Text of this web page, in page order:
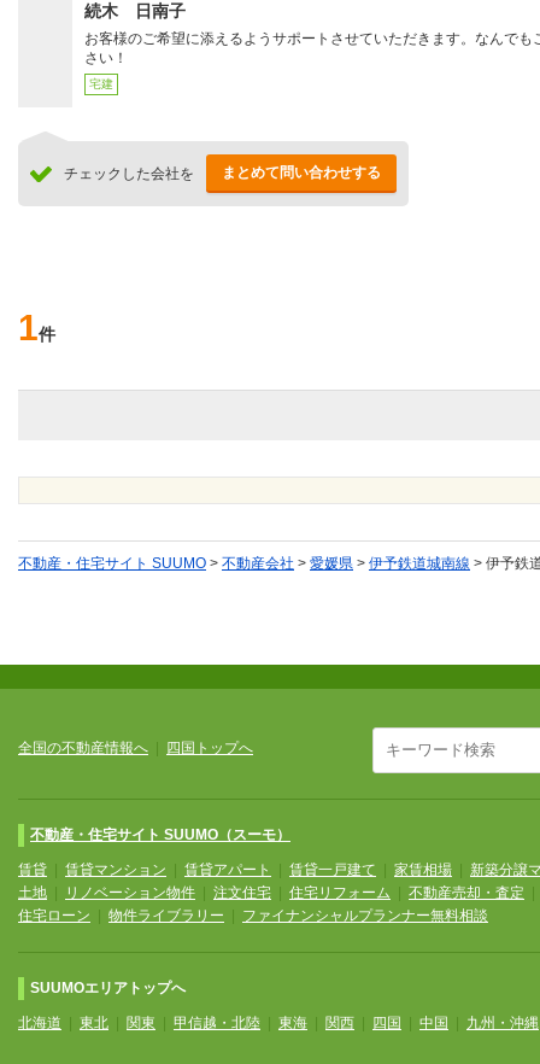
続木 日南子
お客様のご希望に添えるようサポートさせていただきます。なんでも
さい！
宅建
チェックした会社を まとめて問い合わせする
1件
不動産・住宅サイト SUUMO > 不動産会社 > 愛媛県 > 伊予鉄道城南線 > 伊予鉄
全国の不動産情報へ 四国トップへ
不動産・住宅サイト SUUMO（スーモ）
賃貸 賃貸マンション 賃貸アパート 賃貸一戸建て 家賃相場
新築分譲
土地
リノベーション物件 注文住宅 住宅リフォーム 不動産売却・査定
住宅ローン
物件ライブラリー ファイナンシャルプランナー無料相談
SUUMOエリアトップへ
北海道 東北 関東 甲信越・北陸 東海 関西 四国 中国 九州・沖縄